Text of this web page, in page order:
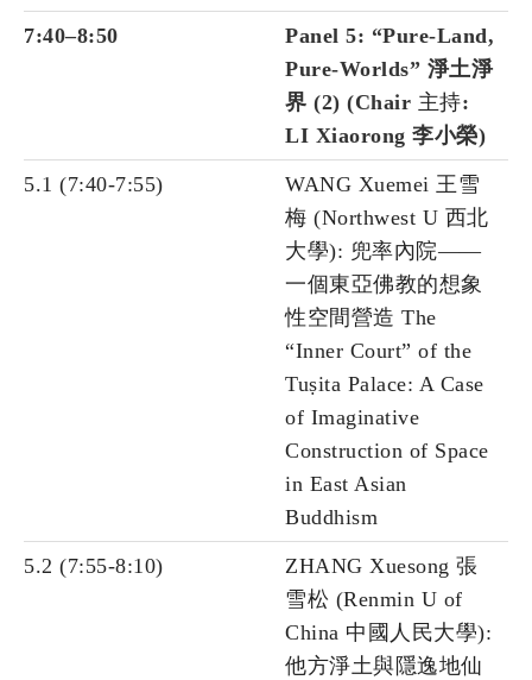
7:40–8:50
Panel 5: “Pure-Land,
Pure-Worlds” 淨土淨
界 (2) (Chair 主持:
LI Xiaorong 李小榮)
5.1 (7:40-7:55)
WANG Xuemei 王雪
梅 (Northwest U 西北
大學): 兜率內院——
一個東亞佛教的想象
性空間營造 The
“Inner Court” of the
Tuṣita Palace: A Case
of Imaginative
Construction of Space
in East Asian
Buddhism
5.2 (7:55-8:10)
ZHANG Xuesong 張
雪松 (Renmin U of
China 中國人民大學):
他方淨土與隱逸地仙